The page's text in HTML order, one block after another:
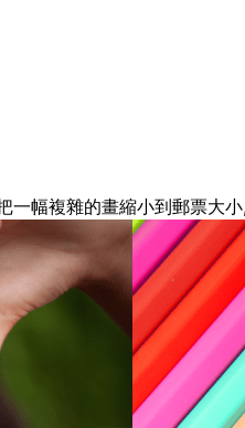
一幅複雜的畫縮小到郵票大